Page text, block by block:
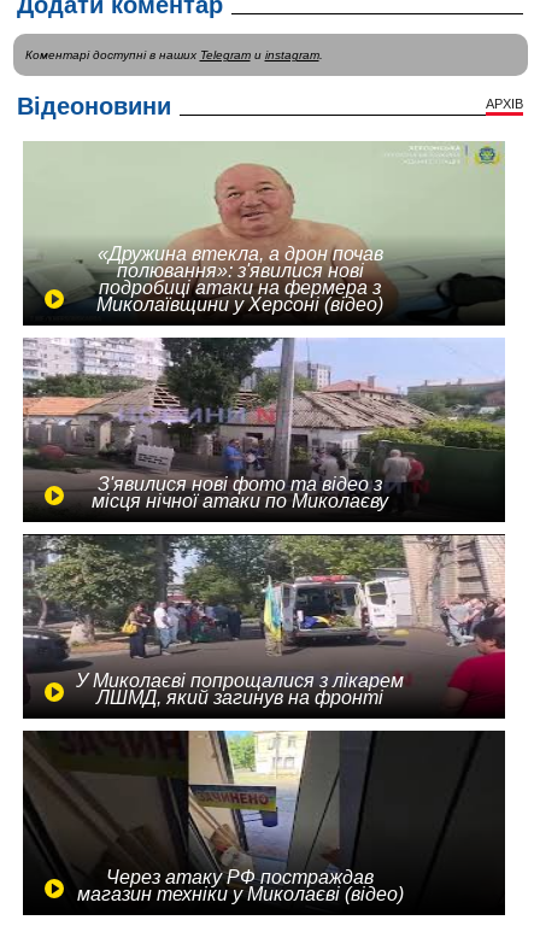
Додати коментар
Коментарі доступні в наших Telegramи instagram.
Відеоновини АРХІВ
«Дружина втекла, а дрон почав
полювання»: з'явилися нові
подробиці атаки на фермера з
Миколаївщини у Херсоні (відео)
З'явилися нові фото та відео з
місця нічної атаки по Миколаєву
У Миколаєві попрощалися з лікарем
ЛШМД, який загинув на фронті
Через атаку РФ постраждав
магазин техніки у Миколаєві (відео)